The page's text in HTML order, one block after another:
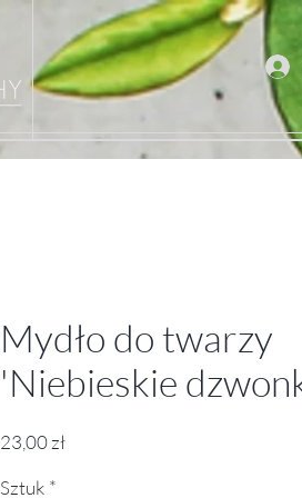
Mydło do twarzy
'Niebieskie
23,00 złCena
Sztuk *